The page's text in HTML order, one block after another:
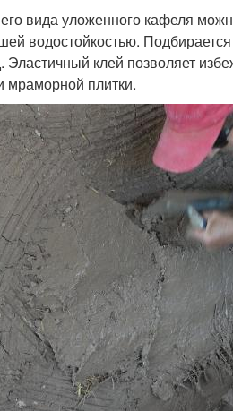
вида уложенного кафеля
водостойкостью.
клей позволяет
мраморной плитки.